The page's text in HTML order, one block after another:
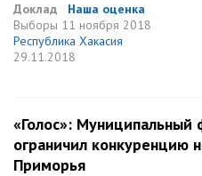
Доклад
Наша оценка
Выборы 11 ноября 2018
Республика Хакасия
29.11.2018
«Голос»: Муниципальный
ограничил конкуренцию
Приморья